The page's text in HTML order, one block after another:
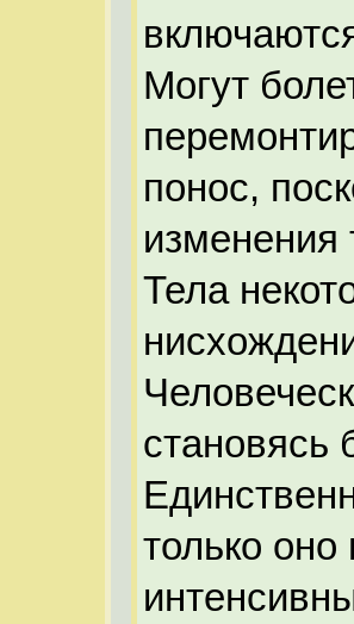
Могут
понос,
изменения
Тела
становясь
только